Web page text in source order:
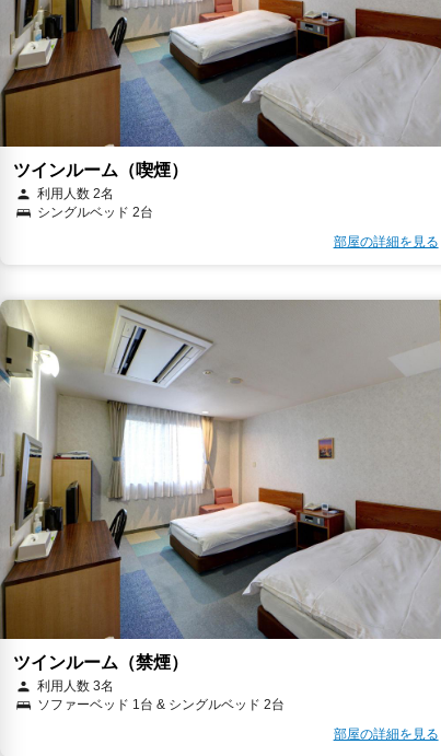
ツインルーム（喫煙）
利用人数 2名
シングルベッド 2台
部屋の詳細を見る
ツインルーム（禁煙）
利用人数 3名
ソファーベッド 1台 & シングルベッド 2台
部屋の詳細を見る